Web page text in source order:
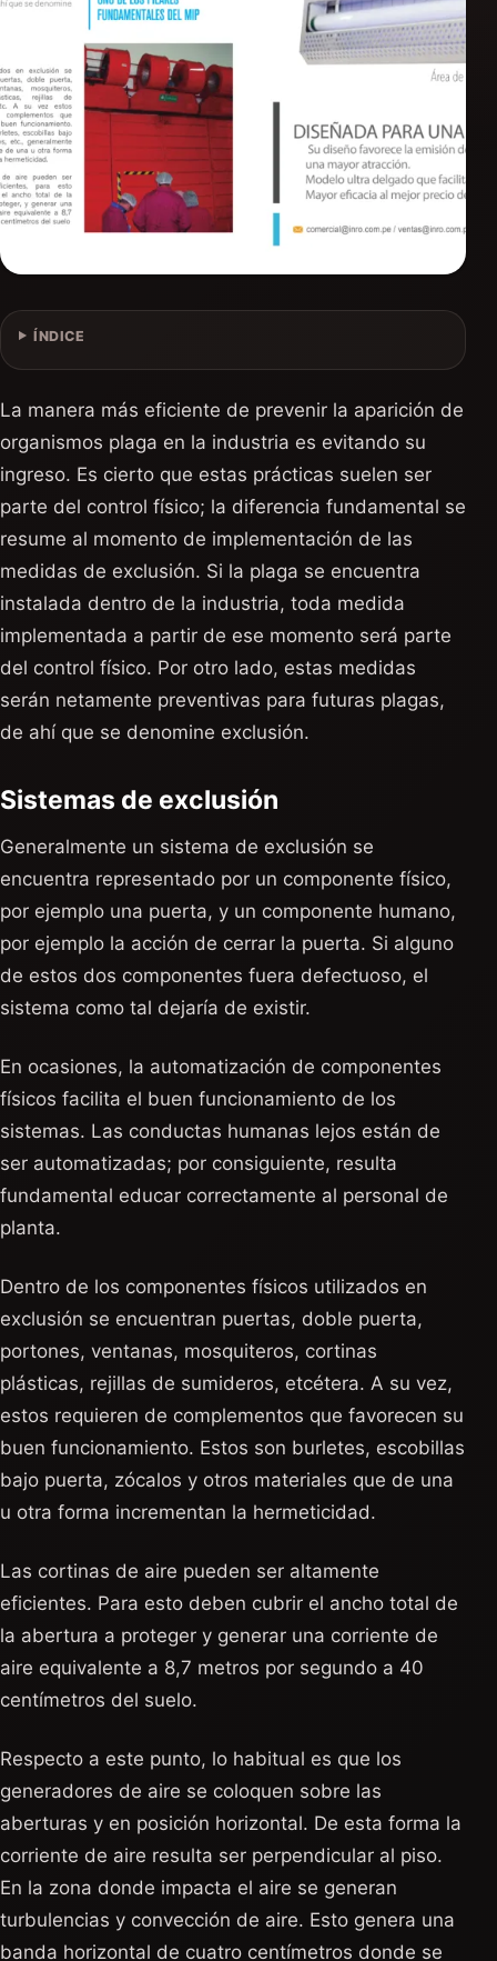
ÍNDICE
La manera más eficiente de prevenir la aparición de
organismos plaga en la industria es evitando su
ingreso. Es cierto que estas prácticas suelen ser
parte del control físico; la diferencia fundamental se
resume al momento de implementación de las
medidas de exclusión. Si la plaga se encuentra
instalada dentro de la industria, toda medida
implementada a partir de ese momento será parte
del control físico. Por otro lado, estas medidas
serán netamente preventivas para futuras plagas,
de ahí que se denomine exclusión.
Sistemas de exclusión
Generalmente un sistema de exclusión se
encuentra representado por un componente físico,
por ejemplo una puerta, y un componente humano,
por ejemplo la acción de cerrar la puerta. Si alguno
de estos dos componentes fuera defectuoso, el
sistema como tal dejaría de existir.
En ocasiones, la automatización de componentes
físicos facilita el buen funcionamiento de los
sistemas. Las conductas humanas lejos están de
ser automatizadas; por consiguiente, resulta
fundamental educar correctamente al personal de
planta.
Dentro de los componentes físicos utilizados en
exclusión se encuentran puertas, doble puerta,
portones, ventanas, mosquiteros, cortinas
plásticas, rejillas de sumideros, etcétera. A su vez,
estos requieren de complementos que favorecen su
buen funcionamiento. Estos son burletes, escobillas
bajo puerta, zócalos y otros materiales que de una
u otra forma incrementan la hermeticidad.
Las cortinas de aire pueden ser altamente
eficientes. Para esto deben cubrir el ancho total de
la abertura a proteger y generar una corriente de
aire equivalente a 8,7 metros por segundo a 40
centímetros del suelo.
Respecto a este punto, lo habitual es que los
generadores de aire se coloquen sobre las
aberturas y en posición horizontal. De esta forma la
corriente de aire resulta ser perpendicular al piso.
En la zona donde impacta el aire se generan
turbulencias y convección de aire. Esto genera una
banda horizontal de cuatro centímetros donde se